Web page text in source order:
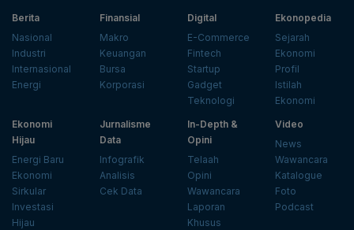
Berita
Nasional
Industri
Internasional
Energi
Finansial
Makro
Keuangan
Bursa
Korporasi
Digital
E-Commerce
Fintech
Startup
Gadget
Teknologi
Ekonopedia
Sejarah
Ekonomi
Profil
Istilah
Ekonomi
Ekonomi
Hijau
Energi Baru
Ekonomi
Sirkular
Investasi
Hijau
Jurnalisme
Data
Infografik
Analisis
Cek Data
In-Depth &
Opini
Telaah
Opini
Wawancara
Laporan
Khusus
Video
News
Wawancara
Katalogue
Foto
Podcast